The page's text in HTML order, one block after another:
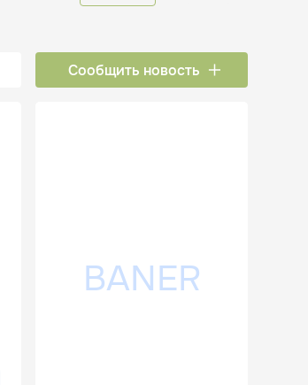
Сообщить новость